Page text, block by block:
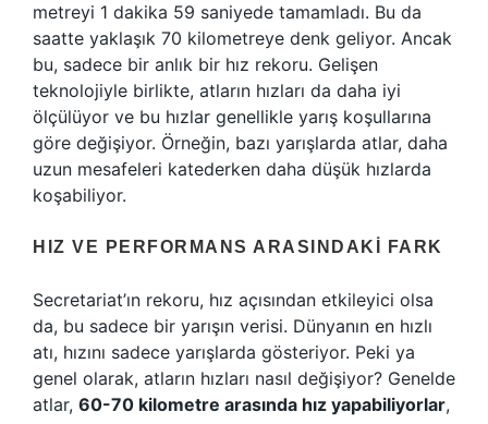
metreyi 1 dakika 59 saniyede tamamladı. Bu da
saatte yaklaşık 70 kilometreye denk geliyor. Ancak
bu, sadece bir anlık bir hız rekoru. Gelişen
teknolojiyle birlikte, atların hızları da daha iyi
ölçülüyor ve bu hızlar genellikle yarış koşullarına
göre değişiyor. Örneğin, bazı yarışlarda atlar, daha
uzun mesafeleri katederken daha düşük hızlarda
koşabiliyor.
HIZ VE PERFORMANS ARASINDAKI FARK
Secretariat’ın rekoru, hız açısından etkileyici olsa
da, bu sadece bir yarışın verisi. Dünyanın en hızlı
atı, hızını sadece yarışlarda gösteriyor. Peki ya
genel olarak, atların hızları nasıl değişiyor? Genelde
atlar, 60-70 kilometre arasında hız yapabiliyorlar,